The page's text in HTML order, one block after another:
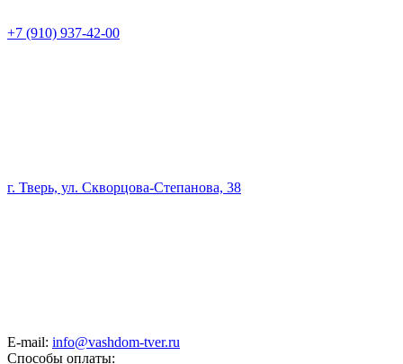
+7 (910) 937-42-00
г. Тверь, ул. Скворцова-Степанова, 38
E-mail: info@vashdom-tver.ru
Способы оплаты: